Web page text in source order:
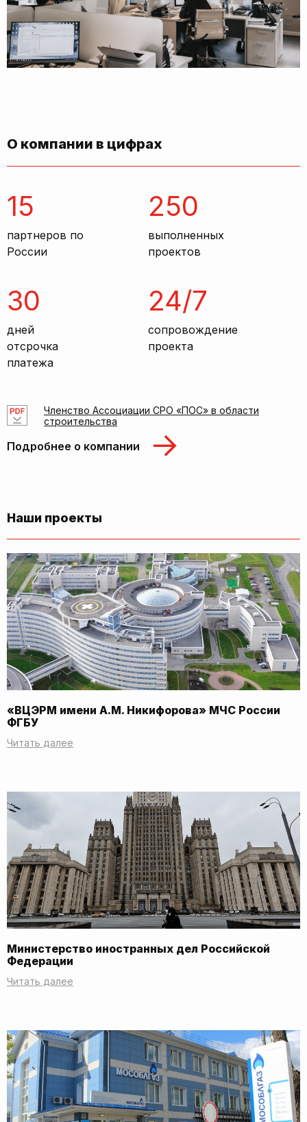
О компании в цифрах
15
партнеров по
России
250
выполненных
проектов
30
дней
отсрочка
платежа
24/7
сопровождение
проекта
Членство Ассоциации СРО «ПОС» в области
строительства
Подробнее о компании
Наши проекты
«ВЦЭРМ имени А.М. Никифорова» МЧС России
ФГБУ
Читать далее
Министерство иностранных дел Российской
Федерации
Читать далее